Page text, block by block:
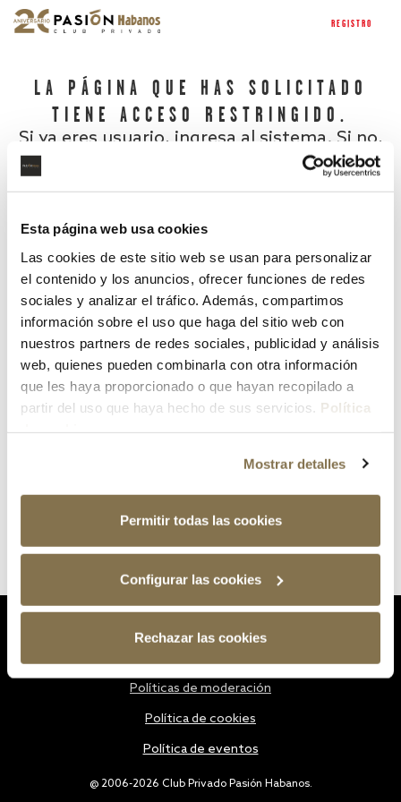
Esta página web usa cookies
Las cookies de este sitio web se usan para personalizar
el contenido y los anuncios, ofrecer funciones de redes
sociales y analizar el tráfico. Además, compartimos
información sobre el uso que haga del sitio web con
nuestros partners de redes sociales, publicidad y análisis
web, quienes pueden combinarla con otra información
que les haya proporcionado o que hayan recopilado a
partir del uso que haya hecho de sus servicios. Política
Mostrar detalles
Permitir todas las cookies
Configurar las cookies
Rechazar las cookies
REGISTRO
LA PÁGINA QUE HAS SOLICITADO
TIENE ACCESO RESTRINGIDO.
Si ya eres usuario, ingresa al sistema. Si no,
¿Has olvidado tu contraseña?
@ 2006-2026 Club Privado Pasión Habanos.
Políticas de moderación
Política de cookies
Política de eventos